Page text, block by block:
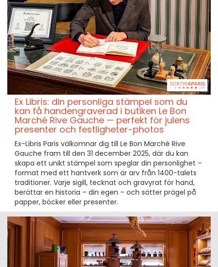
Ex Libris: din personliga stämpel som du
kan få handengraverad i butiken Le Bon
Marché Rive Gauche — perfekt för julens
presenter och festligheter-photos
Ex-Libris Paris välkomnar dig till Le Bon Marché Rive
Gauche fram till den 31 december 2025, där du kan
skapa ett unikt stämpel som speglar din personlighet –
format med ett hantverk som är arv från 1400-talets
traditioner. Varje sigill, tecknat och gravyrat för hand,
berättar en historia – din egen – och sätter prägel på
papper, böcker eller presenter.